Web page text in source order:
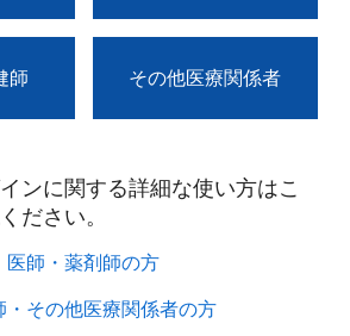
師 その他医療関係者
ンに関する詳細な使い方はこ
ださい。​
医師・薬剤師の方​
・その他医療関係者の方​